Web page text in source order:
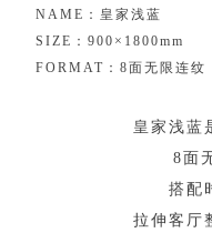
NAM E ： 皇 家 浅蓝
S IZE ： 900 × 1 800mm
FORM AT ： 8面无 限 连纹
皇 家 浅蓝
8 面
搭 配
拉 伸 客 厅